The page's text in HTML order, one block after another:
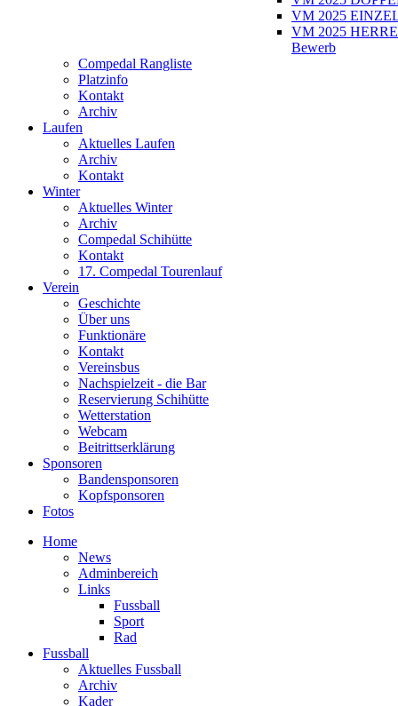
VM 2025
VM 2025
Bewerb
Compedal Rangliste
Platzinfo
Kontakt
Archiv
Laufen
Aktuelles Laufen
Archiv
Kontakt
Winter
Aktuelles Winter
Archiv
Compedal Schihütte
Kontakt
17. Compedal Tourenlauf
Verein
Geschichte
Über uns
Funktionäre
Kontakt
Vereinsbus
Nachspielzeit - die Bar
Reservierung Schihütte
Wetterstation
Webcam
Beitrittserklärung
Sponsoren
Bandensponsoren
Kopfsponsoren
Fotos
Home
News
Adminbereich
Links
Fussball
Sport
Rad
Fussball
Aktuelles Fussball
Archiv
Kader